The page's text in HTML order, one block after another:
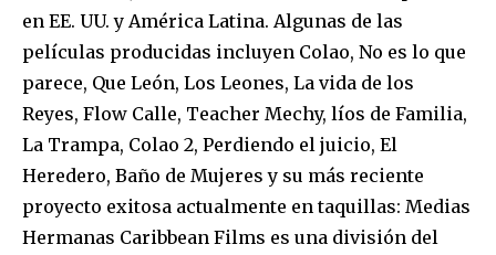
en EE. UU. y América Latina. Algunas de las
películas producidas incluyen Colao, No es lo que
parece, Que León, Los Leones, La vida de los
Reyes, Flow Calle, Teacher Mechy, líos de Familia,
La Trampa, Colao 2, Perdiendo el juicio, El
Heredero, Baño de Mujeres y su más reciente
proyecto exitosa actualmente en taquillas: Medias
Hermanas Caribbean Films es una división del